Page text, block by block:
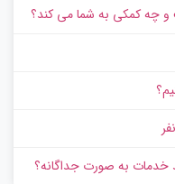
و چه کمکی به شما می کند؟
خدمات به‌ صورت جداگانه؟